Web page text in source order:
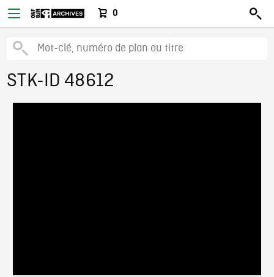
0
STK-ID 48612